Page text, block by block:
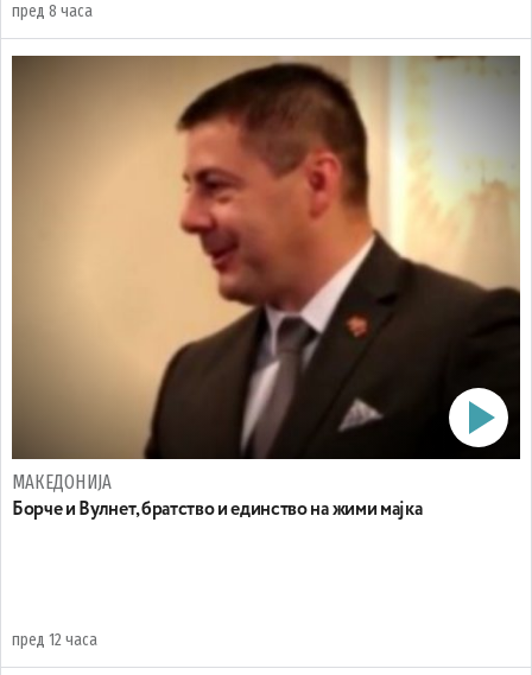
пред 8 часа
МАКЕДОНИЈА
Борче и Вулнет, братство и единство на жими мајка
пред 12 часа